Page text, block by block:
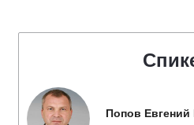
Попов Евгений